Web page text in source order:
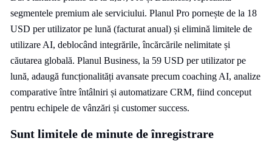
segmentele premium ale serviciului. Planul Pro pornește de la 18
USD per utilizator pe lună (facturat anual) și elimină limitele de
utilizare AI, deblocând integrările, încărcările nelimitate și
căutarea globală. Planul Business, la 59 USD per utilizator pe
lună, adaugă funcționalități avansate precum coaching AI, analize
comparative între întâlniri și automatizare CRM, fiind conceput
pentru echipele de vânzări și customer success.
Sunt limitele de minute de înregistrare